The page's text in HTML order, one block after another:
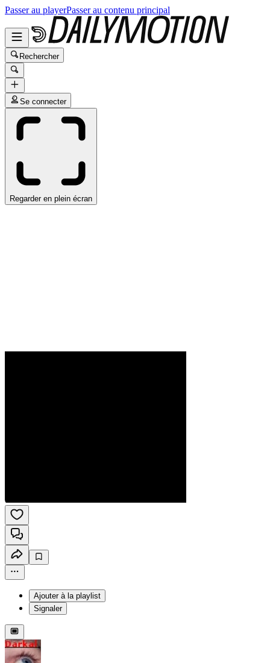
Passer au playerPasser au contenu principal
Rechercher
Se connecter
Regarder en plein écran
Ajouter à la playlist
Signaler